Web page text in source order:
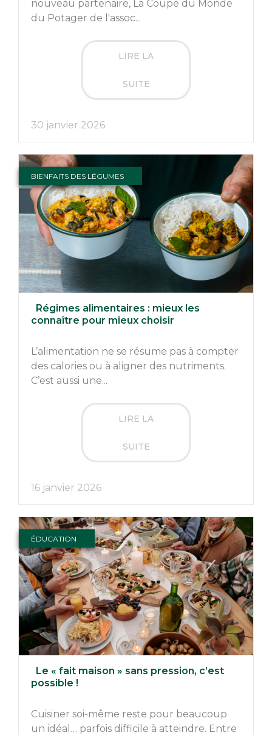
nouveau partenaire, La Coupe du Monde
du Potager de l'assoc...
LIRE LA
SUITE
30 janvier 2026
BIENFAITS DES LÉGUMES
Régimes alimentaires : mieux les
connaître pour mieux choisir
L’alimentation ne se résume pas à compter
des calories ou à aligner des nutriments.
C’est aussi une...
LIRE LA
SUITE
16 janvier 2026
ÉDUCATION
Le « fait maison » sans pression, c’est
possible !
Cuisiner soi-même reste pour beaucoup
un idéal… parfois difficile à atteindre. Entre